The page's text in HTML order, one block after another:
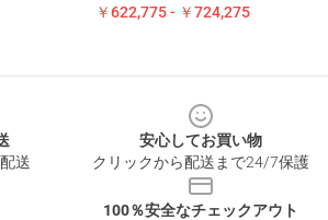
￥622,775 - ￥724,275
送
安心してお買い物
クリックから配送まで24/7保護
100％安全なチェックアウト